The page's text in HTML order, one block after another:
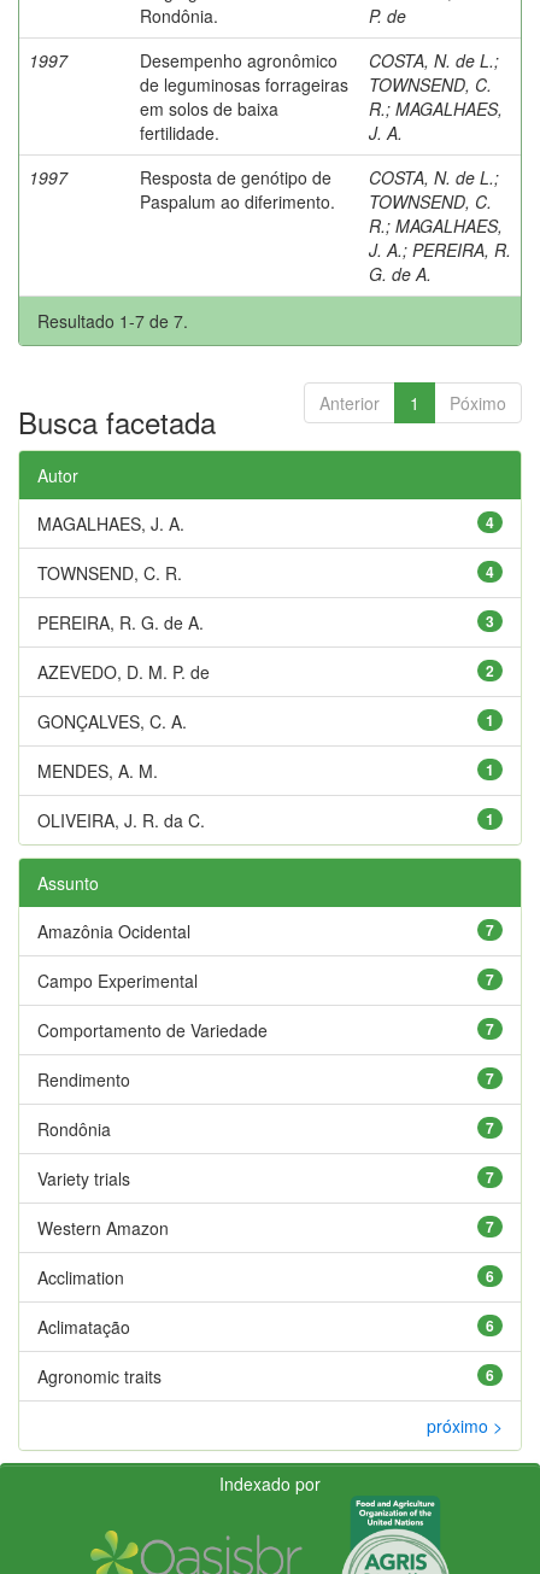
Rondônia.
P. de
1997
Desempenho agronômico
de leguminosas forrageiras
em solos de baixa
fertilidade.
COSTA, N. de L.;
TOWNSEND, C.
R.; MAGALHAES,
J. A.
1997
Resposta de genótipo de
Paspalum ao diferimento.
COSTA, N. de L.;
TOWNSEND, C.
R.; MAGALHAES,
J. A.; PEREIRA, R.
G. de A.
Resultado 1-7 de 7.
Anterior 1 Póximo
Busca facetada
Autor
4
MAGALHAES, J. A.
4
TOWNSEND, C. R.
3
PEREIRA, R. G. de A.
2
AZEVEDO, D. M. P. de
1
GONÇALVES, C. A.
1
MENDES, A. M.
1
OLIVEIRA, J. R. da C.
Assunto
7
Amazônia Ocidental
7
Campo Experimental
7
Comportamento de Variedade
7
Rendimento
7
Rondônia
7
Variety trials
7
Western Amazon
6
Acclimation
6
Aclimatação
6
Agronomic traits
próximo >
Indexado por